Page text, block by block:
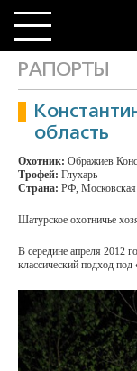
РАПОРТЫ
область
Охотник: Ображиев
Трофей: Глухарь
Страна: РФ, Московская
Шатурское охотничье
В середине апреля 2012
классический подход под